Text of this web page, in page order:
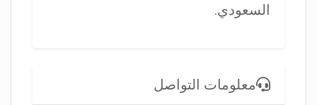
السعودي.
معلومات التواصل